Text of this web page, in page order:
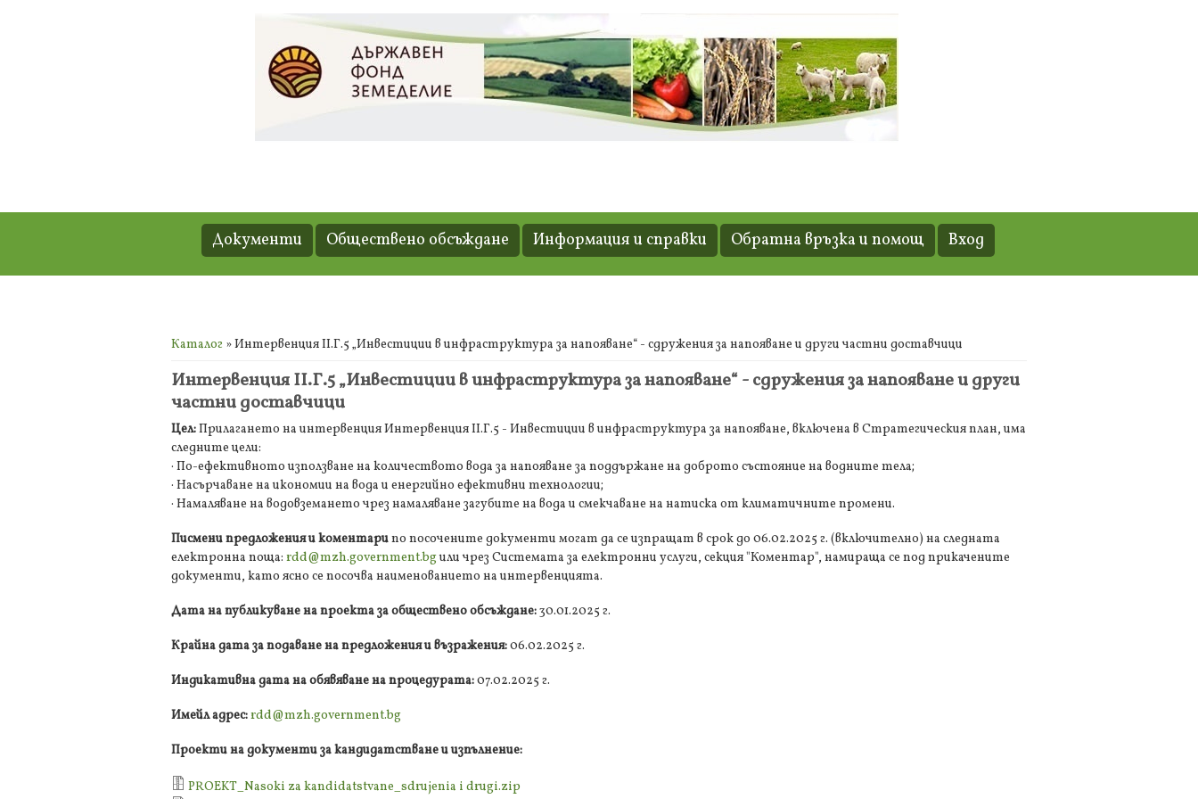
Документи Обществено обсъждане Информация и справки Обратна връзка и помощ Вход
Вие сте тук
Каталог » Интервенция II.Г.5 „Инвестиции в инфраструктура за напояване“ - сдружения за напояване и други частни доставчици
Интервенция II.Г.5 „Инвестиции в инфраструктура за напояване“ - сдружения за напояване и други
частни доставчици
Цел:Прилагането на интервенция Интервенция II.Г.5 - Инвестиции в инфраструктура за напояване, включена в Стратегическия план, има
следните цели:
· По-ефективното използване на количеството вода за напояване за поддържане на доброто състояние на водните тела;
· Насърчаване на икономии на вода и енергийно ефективни технологии;
· Намаляване на водовземането чрез намаляване загубите на вода и смекчаване на натиска от климатичните промени.
Писмени предложения и коментарипо посочените документи могат да се изпращат в срок до 06.02.2025 г. (включително) на следната
електронна поща: rdd@mzh.government.bgили чрез Системата за електронни услуги, секция "Коментар", намираща се под прикачените
документи, като ясно се посочва наименованието на интервенцията.
Дата на публикуване на проекта за обществено обсъждане:30.01.2025 г.
Крайна дата за подаване на предложения и възражения:06.02.2025 г.
Индикативна дата на обявяване на процедурата:07.02.2025 г.
Имейл адрес:rdd@mzh.government.bg
Проекти на документи за кандидатстване и изпълнение:
PROEKT_Nasoki za kandidatstvane_sdrujenia i drugi.zip